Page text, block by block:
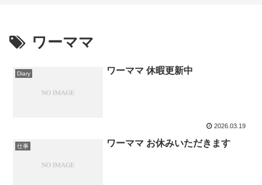
ワーママ
Diary ワーママ 休暇更新中
2026.03.19
仕事 ワーママ お休みいただきます